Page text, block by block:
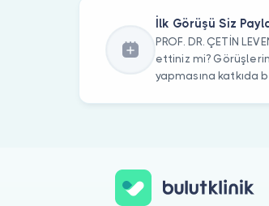
İlk Görüşü Siz
PROF. DR. ÇETİN
ettiniz mi?
yapmasına katkıda